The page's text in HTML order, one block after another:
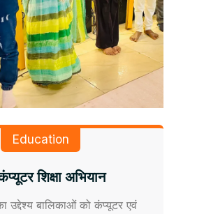
Education
शिक्षा अभियान
उद्देश्य बालिकाओं को कंप्यूटर एवं